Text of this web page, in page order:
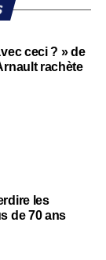
ceci ? » de
rachète
les
de 70 ans